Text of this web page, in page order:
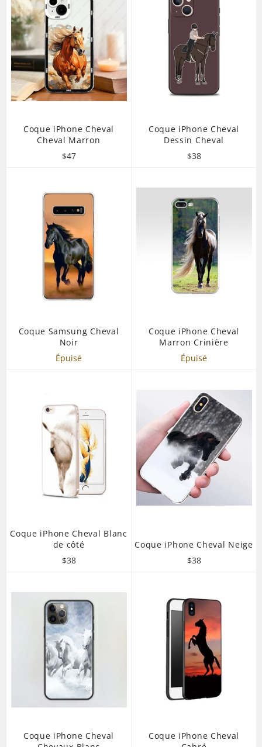
Coque iPhone Cheval
Cheval Marron
Prix
$47
Coque iPhone Cheval
Dessin Cheval
Prix
$38
Coque Samsung Cheval
Noir
Épuisé
Coque iPhone Cheval
Marron Crinière
Épuisé
Coque iPhone Cheval Blanc
de côté
Prix
$38
Coque iPhone Cheval Neige
Prix
$38
Coque iPhone Cheval
Coque iPhone Cheval